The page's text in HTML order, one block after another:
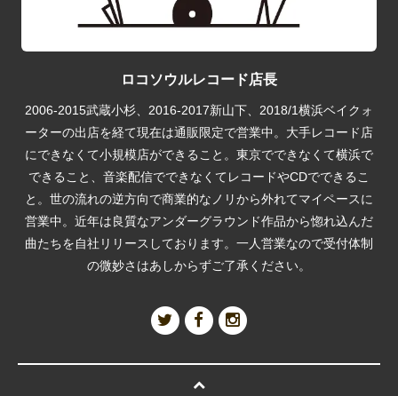
ロコソウルレコード店長
2006-2015武蔵小杉、2016-2017新山下、2018/1横浜ベイクォ
ーターの出店を経て現在は通販限定で営業中。大手レコード店
にできなくて小規模店ができること。東京でできなくて横浜で
できること、音楽配信でできなくてレコードやCDでできるこ
と。世の流れの逆方向で商業的なノリから外れてマイペースに
営業中。近年は良質なアンダーグラウンド作品から惚れ込んだ
曲たちを自社リリースしております。一人営業なので受付体制
の微妙さはあしからずご了承ください。